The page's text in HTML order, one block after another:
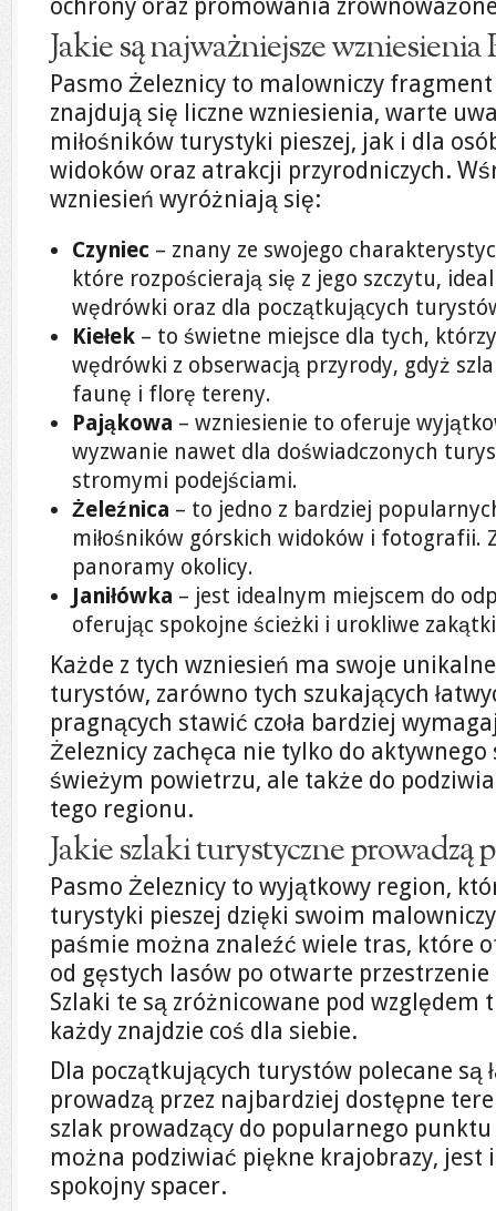
ochrony oraz promowania
Jakie są najważniejsze wzniesienia
Pasmo Żeleznicy to malowniczy
znajdują się liczne wzniesienia, warte
miłośników turystyki pieszej, jak i dla
widoków oraz atrakcji przyrodniczych.
wzniesień wyróżniają się:
Czyniec – znany ze swojego
które rozpościerają się z jego szczytu,
wędrówki oraz dla początkujących
Kiełek – to świetne miejsce dla tych,
wędrówki z obserwacją przyrody, gdyż
faunę i florę tereny.
Pająkowa – wzniesienie to oferuje
wyzwanie nawet dla doświadczonych
stromymi podejściami.
Żeleźnica – to jedno z bardziej
miłośników górskich widoków i fotografii.
panoramy okolicy.
Janiłówka – jest idealnym miejscem do
oferując spokojne ścieżki i urokliwe
Każde z tych wzniesień ma swoje
turystów, zarówno tych szukających
pragnących stawić czoła bardziej
Żeleznicy zachęca nie tylko do aktywnego
świeżym powietrzu, ale także do
tego regionu.
Jakie szlaki turystyczne prowadzą
Pasmo Żeleznicy to wyjątkowy region,
turystyki pieszej dzięki swoim
paśmie można znaleźć wiele tras, które
od gęstych lasów po otwarte
Szlaki te są zróżnicowane pod względem
każdy znajdzie coś dla siebie.
Dla początkujących turystów polecane są
prowadzą przez najbardziej dostępne
szlak prowadzący do popularnego
można podziwiać piękne krajobrazy, jest
spokojny spacer.